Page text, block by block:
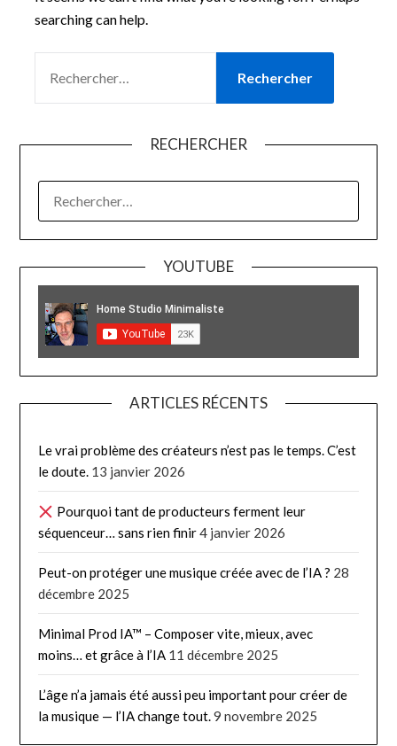
searching can help.
RECHERCHER
YOUTUBE
ARTICLES RÉCENTS
Le vrai problème des créateurs n’est pas le temps. C’est
le doute. 13 janvier 2026
Pourquoi tant de producteurs ferment leur
séquenceur… sans rien finir4 janvier 2026
Peut-on protéger une musique créée avec de l’IA ? 28
décembre 2025
Minimal Prod IA™ – Composer vite, mieux, avec
moins… et grâce à l’IA 11 décembre 2025
L’âge n’a jamais été aussi peu important pour créer de
la musique — l’IA change tout.9 novembre 2025